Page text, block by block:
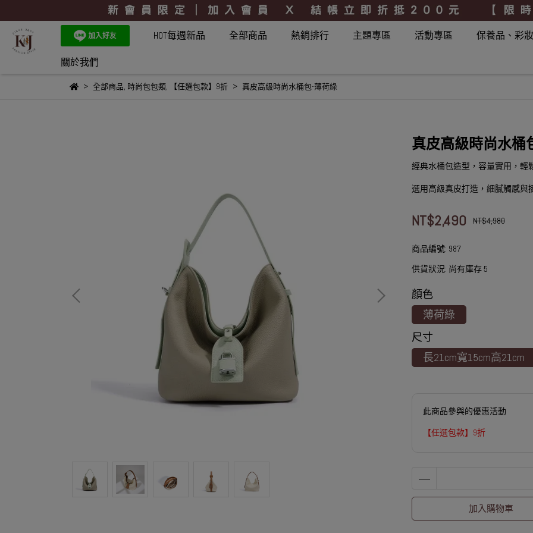
HOT每週新品 全部商品 熱銷排行 主題專區 活動專區 保養品、彩
關於我們
全部商品, 時尚包包類, 【任選包款】9折 真皮高級時尚水桶包-薄荷綠
真皮高級時尚水桶
經典水桶包造型，容量實用，輕
選用高級真皮打造，細膩觸感與
NT$2,490 NT$4,980
商品編號: 987
供貨狀況: 尚有庫存 5
顏色
薄荷綠
尺寸
長21cm寬15cm高21cm
此商品參與的優惠活動
【任選包款】9折
加入購物車